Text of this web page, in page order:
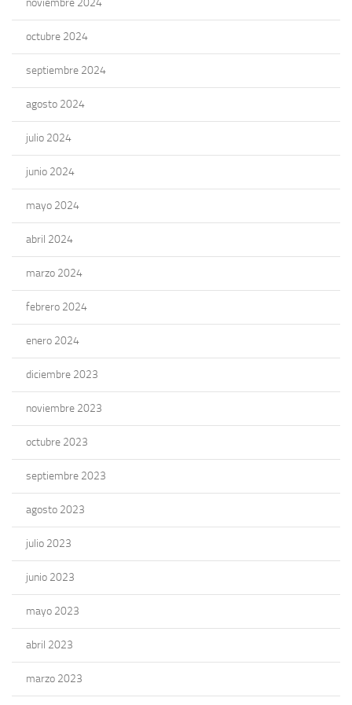
noviembre 2024
octubre 2024
septiembre 2024
agosto 2024
julio 2024
junio 2024
mayo 2024
abril 2024
marzo 2024
febrero 2024
enero 2024
diciembre 2023
noviembre 2023
octubre 2023
septiembre 2023
agosto 2023
julio 2023
junio 2023
mayo 2023
abril 2023
marzo 2023